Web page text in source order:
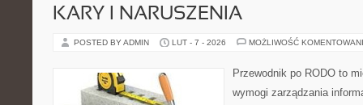
KARY I NARUSZENIA
POSTED BY ADMIN LUT - 7 - 2026 MOŻLIWOŚĆ
Przewodnik po RODO to
wymogi zarządzania